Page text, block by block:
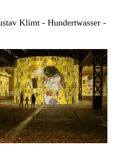
Klimt - Hundertwasser -
Pinson